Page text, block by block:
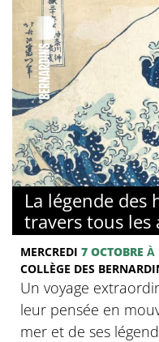
La légende des
travers tous les
MERCREDI 7 OCTOBRE À
COLLÈGE DES
Un voyage
leur pensée en
mer et de ses